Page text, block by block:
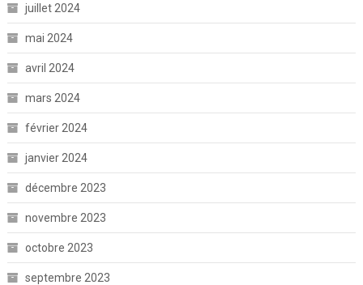
juillet 2024
mai 2024
avril 2024
mars 2024
février 2024
janvier 2024
décembre 2023
novembre 2023
octobre 2023
septembre 2023